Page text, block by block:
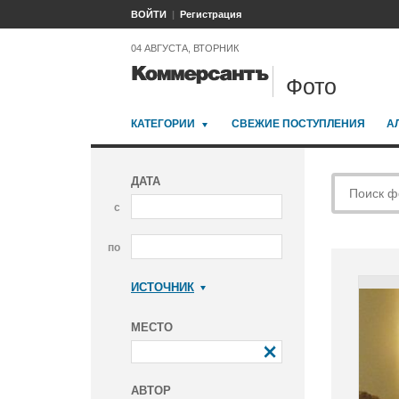
ВОЙТИ Регистрация
04 АВГУСТА, ВТОРНИК
Фото
КАТЕГОРИИ СВЕЖИЕ ПОСТУПЛЕНИЯ
ДАТА
с
по
ИСТОЧНИК
МЕСТО
АВТОР